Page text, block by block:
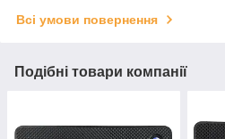
Всі умови повернення
Подібні товари компанії